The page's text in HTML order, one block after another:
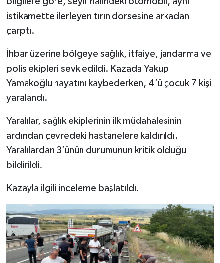
istikamette ilerleyen tırın dorsesine arkadan
çarptı.
İhbar üzerine bölgeye sağlık, itfaiye, jandarma ve
polis ekipleri sevk edildi. Kazada Yakup
Yamakoğlu hayatını kaybederken, 4’ü çocuk 7 kişi
yaralandı.
Yaralılar, sağlık ekiplerinin ilk müdahalesinin
ardından çevredeki hastanelere kaldırıldı.
Yaralılardan 3’ünün durumunun kritik olduğu
bildirildi.
Kazayla ilgili inceleme başlatıldı.